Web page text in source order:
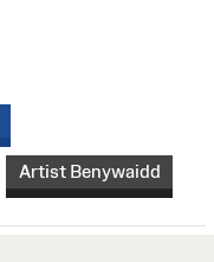
Artist Benywaidd